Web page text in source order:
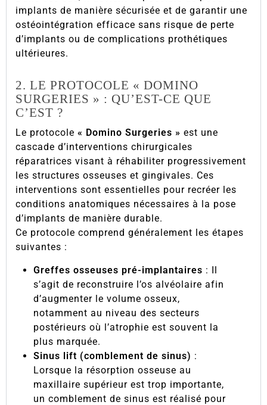
implants de manière sécurisée et de garantir une
ostéointégration efficace sans risque de perte
d’implants ou de complications prothétiques
ultérieures.
2. LE PROTOCOLE « DOMINO
SURGERIES » : QU’EST-CE QUE
C’EST ?
Le protocole « Domino Surgeries » est une
cascade d’interventions chirurgicales
réparatrices visant à réhabiliter progressivement
les structures osseuses et gingivales. Ces
interventions sont essentielles pour recréer les
conditions anatomiques nécessaires à la pose
d’implants de manière durable.
Ce protocole comprend généralement les étapes
suivantes :
Greffes osseuses pré-implantaires : Il
s’agit de reconstruire l’os alvéolaire afin
d’augmenter le volume osseux,
notamment au niveau des secteurs
postérieurs où l’atrophie est souvent la
plus marquée.
Sinus lift (comblement de sinus) :
Lorsque la résorption osseuse au
maxillaire supérieur est trop importante,
un comblement de sinus est réalisé pour